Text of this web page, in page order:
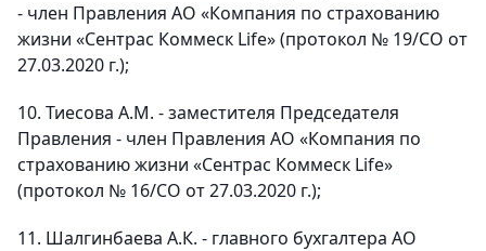
- член Правления АО «Компания по страхованию
жизни «Сентрас Коммеск Life» (протокол № 19/СО от
27.03.2020 г.);
10. Тиесова А.М. - заместителя Председателя
Правления - член Правления АО «Компания по
страхованию жизни «Сентрас Коммеск Life»
(протокол № 16/СО от 27.03.2020 г.);
11. Шалгинбаева А.К. - главного бухгалтера АО